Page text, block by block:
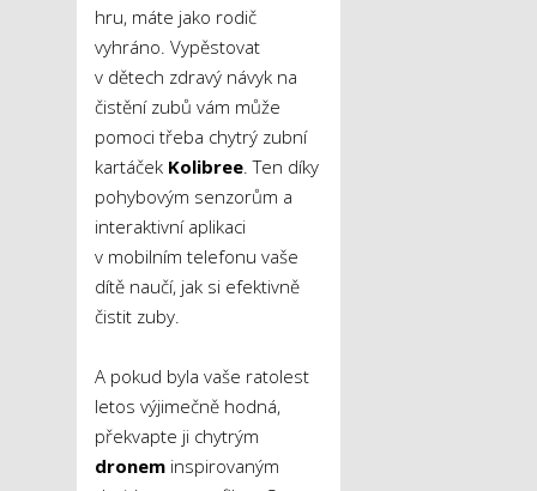
hru, máte jako rodič
vyhráno. Vypěstovat
v dětech zdravý návyk na
čistění zubů vám může
pomoci třeba chytrý zubní
kartáček Kolibree . Ten díky
pohybovým senzorům a
interaktivní aplikaci
v mobilním telefonu vaše
dítě naučí, jak si efektivně
čistit zuby.
A pokud byla vaše ratolest
letos výjimečně hodná,
překvapte ji chytrým
dronem inspirovaným